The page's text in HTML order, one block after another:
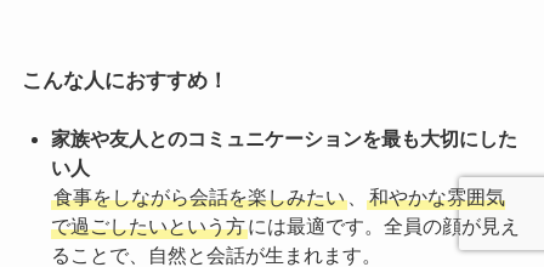
こんな人におすすめ！
家族や友人とのコミュニケーションを最も大切にした
い人
食事をしながら会話を楽しみたい、
和やかな雰囲気
で過ごしたいという方には最適です。全員の顔が見え
ることで、自然と会話が生まれます。